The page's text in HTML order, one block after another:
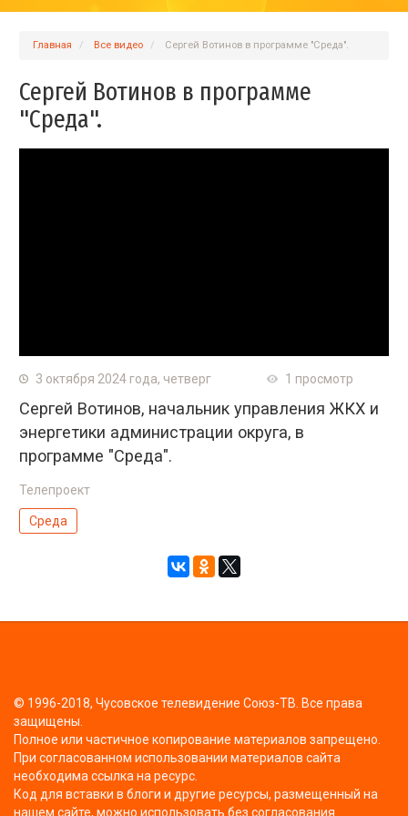
Главная Вcе видео Сергей Вотинов в программе "Среда".
Сергей Вотинов в программе
"Среда".
3 октября 2024 года, четверг 1 просмотр
Сергей Вотинов, начальник управления ЖКХ и
энергетики администрации округа, в
программе "Среда".
Телепроект
Среда
© 1996-2018, Чусовское телевидение Союз-ТВ. Все права
защищены.
Полное или частичное копирование материалов запрещено.
При согласованном использовании материалов сайта
необходима ссылка на ресурс.
Код для вставки в блоги и другие ресурсы, размещенный на
нашем сайте, можно использовать без согласования.